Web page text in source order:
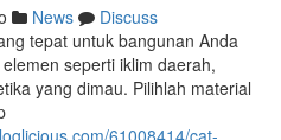
News
Discuss
tepat untuk bangunan Anda
seperti iklim daerah,
yang dimau. Pilihlah material
61008414/cat-